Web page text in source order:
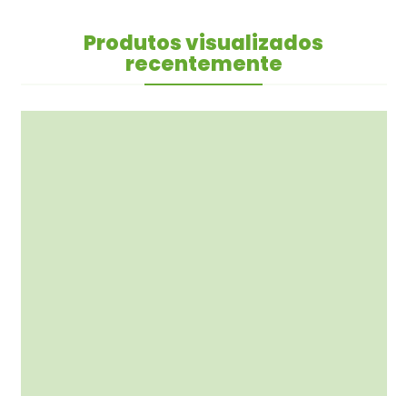
Produtos visualizados
recentemente